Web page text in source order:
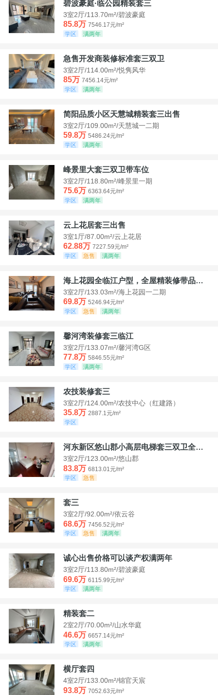
碧波豪庭·临公园精装套三
3室2厅/113.70m²/碧波豪庭
85.8万 7546.17元/m²
学区
满两年
急售开发商装修标准套三双卫
3室2厅/114.00m²/悦隽风华
85万 7456.14元/m²
学区
满两年
简阳品质小区天慧城精装套三出售
3室2厅/109.00m²/天慧城一二期
59.8万 5486.24元/m²
学区
满两年
峰景里大套三双卫带车位
3室2厅/118.80m²/峰景里一期
75.6万 6363.64元/m²
学区
满两年
云上花居套三出售
3室1厅/87.00m²/云上花居
62.88万 7227.59元/m²
学区
急售 满两年
海上花园全临江户型，全屋精装修带品牌家具家电，诚意出售！
3室2厅/133.03m²/海上花园一二期
69.8万 5246.94元/m²
学区
急售 满两年
馨河湾装修套三临江
3室2厅/133.07m²/馨河湾G区
77.8万 5846.55元/m²
学区
满两年
农技装修套三
3室2厅/124.00m²/农技中心（红建路）
35.8万 2887.1元/m²
学区
河东新区悠山郡小高层电梯套三双卫全装带家具家电
3室2厅/123.00m²/悠山郡
83.8万 6813.01元/m²
学区
急售
套三
3室2厅/92.00m²/依云谷
68.6万 7456.52元/m²
学区
急售 满两年
诚心出售价格可以谈产权满两年
3室2厅/113.80m²/碧波豪庭
69.6万 6115.99元/m²
学区
满两年
精装套二
2室2厅/70.00m²/山水华庭
46.6万 6657.14元/m²
学区
满两年
横厅套四
4室2厅/133.00m²/锦官天宸
93.8万 7052.63元/m²